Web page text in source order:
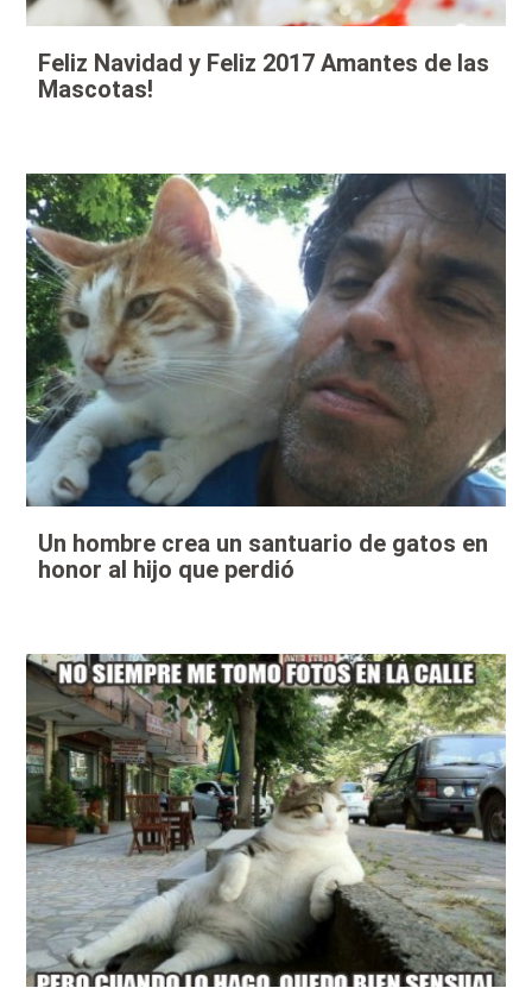
Feliz Navidad y Feliz 2017 Amantes de las
Mascotas!
Un hombre crea un santuario de gatos en
honor al hijo que perdió